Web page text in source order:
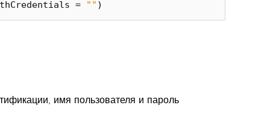
= "" )
имя пользователя и пароль